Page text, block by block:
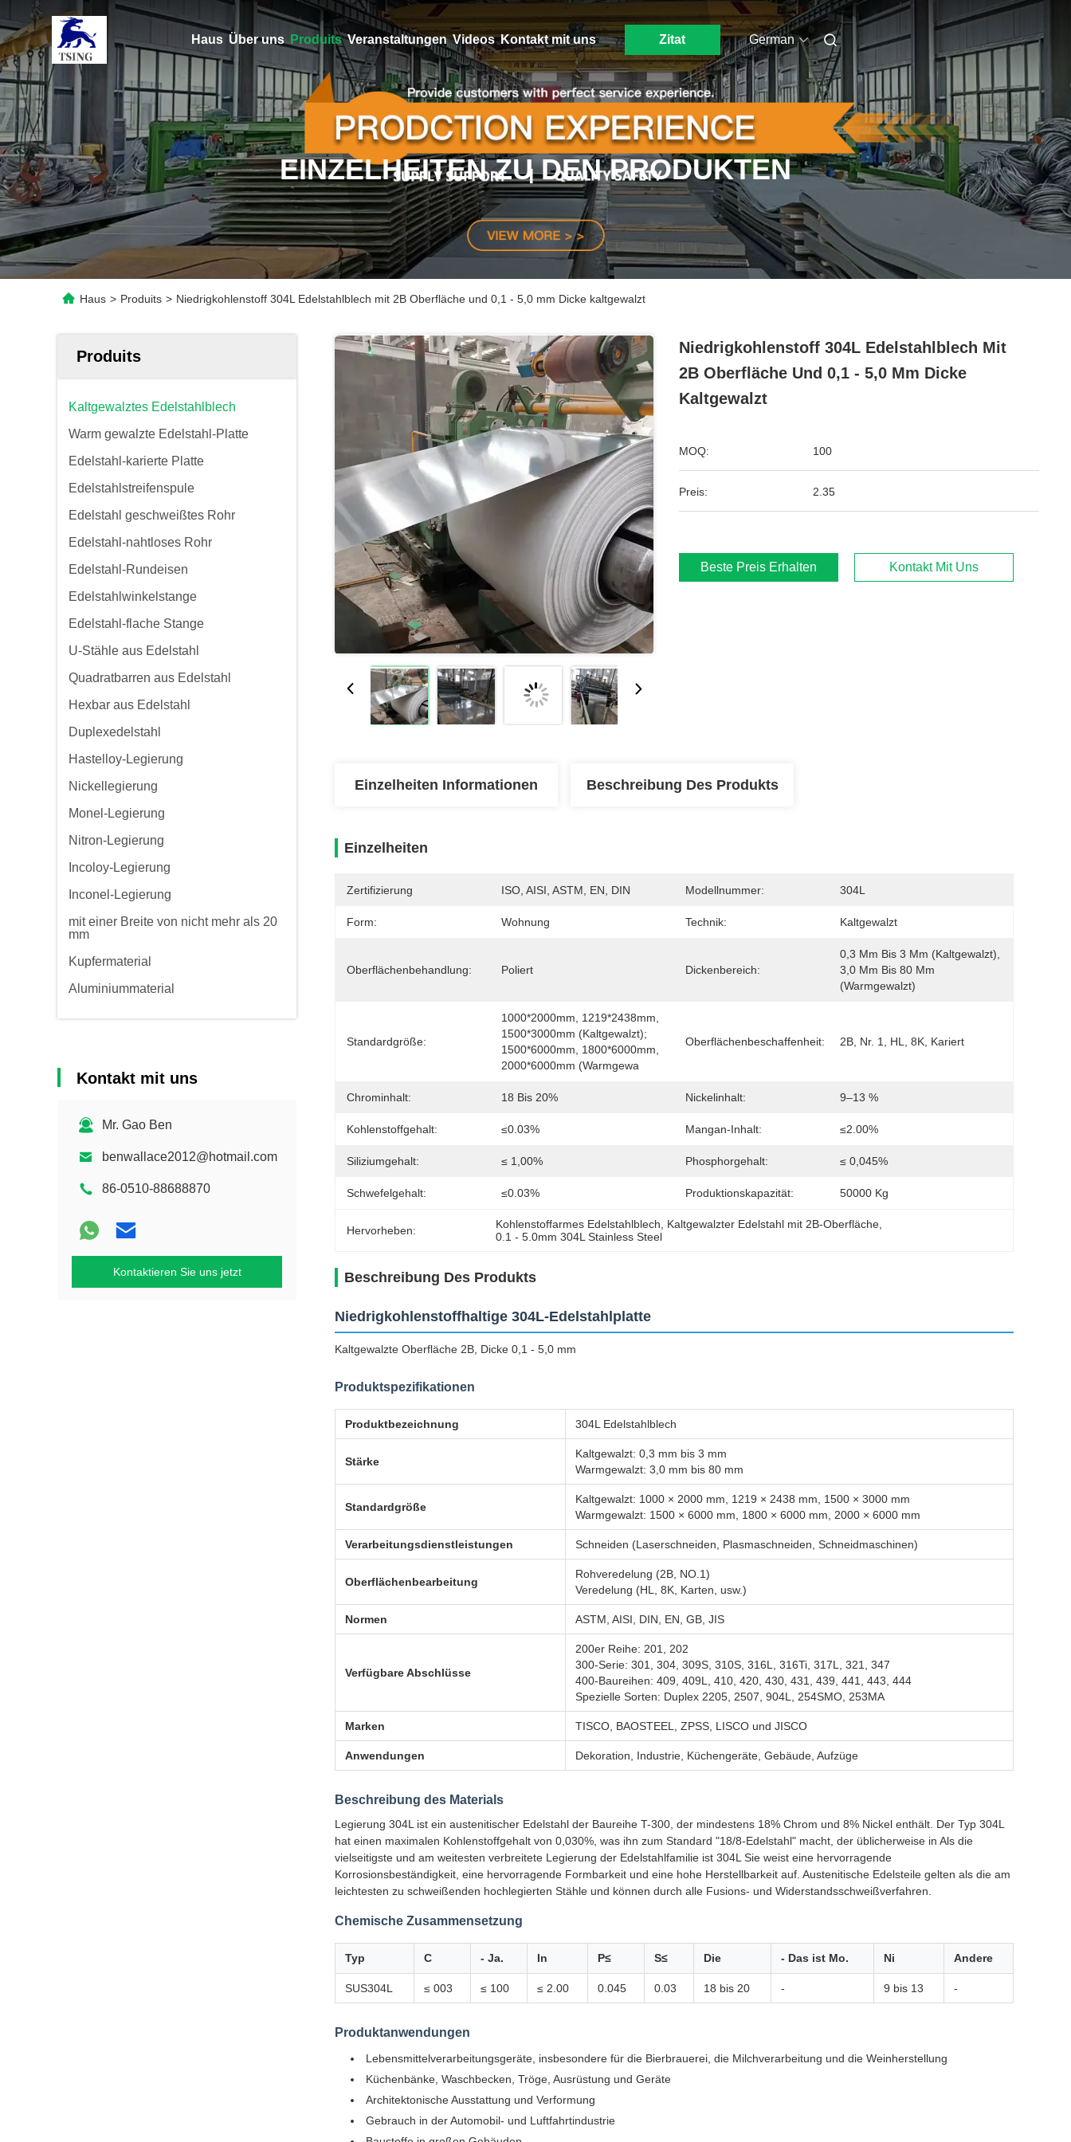
Haus Über uns Produits Veranstaltungen Videos Kontakt mit uns Zitat German
EINZELHEITEN ZU DEN PRODUKTEN
Haus > Produits > Niedrigkohlenstoff 304L Edelstahlblech mit 2B Oberfläche und 0,1 - 5,0 mm Dicke kaltgewalzt
Produits
Kaltgewalztes Edelstahlblech
Warm gewalzte Edelstahl-Platte
Edelstahl-karierte Platte
Edelstahlstreifenspule
Edelstahl geschweißtes Rohr
Edelstahl-nahtloses Rohr
Edelstahl-Rundeisen
Edelstahlwinkelstange
Edelstahl-flache Stange
U-Stähle aus Edelstahl
Quadratbarren aus Edelstahl
Hexbar aus Edelstahl
Duplexedelstahl
Hastelloy-Legierung
Nickellegierung
Monel-Legierung
Nitron-Legierung
Incoloy-Legierung
Inconel-Legierung
mit einer Breite von nicht mehr als 20
mm
Kupfermaterial
Aluminiummaterial
Kontakt mit uns
Mr. Gao Ben
benwallace2012@hotmail.com
86-0510-88688870
Kontaktieren Sie uns jetzt
Niedrigkohlenstoff 304L Edelstahlblech Mit
2B Oberfläche Und 0,1 - 5,0 Mm Dicke
Kaltgewalzt
MOQ: 100
Preis: 2.35
Beste Preis Erhalten Kontakt Mit Uns
Einzelheiten Informationen Beschreibung Des Produkts
Einzelheiten
Zertifizierung ISO, AISI, ASTM, EN, DIN Modellnummer: 304L
Form: Wohnung Technik: Kaltgewalzt
Oberflächenbehandlung: Poliert Dickenbereich:
0,3 Mm Bis 3 Mm (kaltgewalzt),
3,0 Mm Bis 80 Mm
(warmgewalzt)
Standardgröße:
1000*2000mm, 1219*2438mm,
1500*3000mm (kaltgewalzt);
1500*6000mm, 1800*6000mm,
2000*6000mm (warmgewa
Oberflächenbeschaffenheit: 2B, Nr. 1, HL, 8K, Kariert
Chrominhalt: 18 Bis 20% Nickelinhalt: 9–13 %
Kohlenstoffgehalt: ≤0.03% Mangan-Inhalt: ≤2.00%
Siliziumgehalt: ≤ 1,00% Phosphorgehalt: ≤ 0,045%
Schwefelgehalt: ≤0.03% Produktionskapazität: 50000 Kg
Hervorheben: Kohlenstoffarmes Edelstahlblech Kaltgewalzter Edelstahl mit 2B-Oberfläche
0.1 - 5.0mm 304L Stainless Steel
Beschreibung Des Produkts
Niedrigkohlenstoffhaltige 304L-Edelstahlplatte
Kaltgewalzte Oberfläche 2B, Dicke 0,1 - 5,0 mm
Produktspezifikationen
Produktbezeichnung 304L Edelstahlblech
Stärke
Kaltgewalzt: 0,3 mm bis 3 mm
Warmgewalzt: 3,0 mm bis 80 mm
Standardgröße
Kaltgewalzt: 1000 × 2000 mm, 1219 × 2438 mm, 1500 × 3000 mm
Warmgewalzt: 1500 × 6000 mm, 1800 × 6000 mm, 2000 × 6000 mm
Verarbeitungsdienstleistungen Schneiden (Laserschneiden, Plasmaschneiden, Schneidmaschinen)
Oberflächenbearbeitung
Rohveredelung (2B, NO.1)
Veredelung (HL, 8K, Karten, usw.)
Normen ASTM, AISI, DIN, EN, GB, JIS
Verfügbare Abschlüsse
200er Reihe: 201, 202
300-Serie: 301, 304, 309S, 310S, 316L, 316Ti, 317L, 321, 347
400-Baureihen: 409, 409L, 410, 420, 430, 431, 439, 441, 443, 444
Spezielle Sorten: Duplex 2205, 2507, 904L, 254SMO, 253MA
Marken TISCO, BAOSTEEL, ZPSS, LISCO und JISCO
Anwendungen Dekoration, Industrie, Küchengeräte, Gebäude, Aufzüge
Beschreibung des Materials
Legierung 304L ist ein austenitischer Edelstahl der Baureihe T-300, der mindestens 18% Chrom und 8% Nickel enthält. Der Typ 304L
hat einen maximalen Kohlenstoffgehalt von 0,030%, was ihn zum Standard "18/8-Edelstahl" macht, der üblicherweise in Als die
vielseitigste und am weitesten verbreitete Legierung der Edelstahlfamilie ist 304L Sie weist eine hervorragende
Korrosionsbeständigkeit, eine hervorragende Formbarkeit und eine hohe Herstellbarkeit auf. Austenitische Edelsteile gelten als die am
leichtesten zu schweißenden hochlegierten Stähle und können durch alle Fusions- und Widerstandsschweißverfahren.
Chemische Zusammensetzung
Typ C - Ja. In P≤ S≤ Die - Das ist Mo. Ni Andere
SUS304L ≤ 003 ≤ 100 ≤ 2.00 0.045 0.03 18 bis 20 - 9 bis 13 -
Produktanwendungen
Lebensmittelverarbeitungsgeräte, insbesondere für die Bierbrauerei, die Milchverarbeitung und die Weinherstellung
Küchenbänke, Waschbecken, Tröge, Ausrüstung und Geräte
Architektonische Ausstattung und Verformung
Gebrauch in der Automobil- und Luftfahrtindustrie